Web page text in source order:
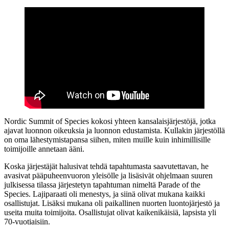
Nordic Summit of Species kokosi yhteen kansalaisjärjestöjä, jotka
ajavat luonnon oikeuksia ja luonnon edustamista. Kullakin järjestöllä
on oma lähestymistapansa siihen, miten muille kuin inhimillisille
toimijoille annetaan ääni.
Koska järjestäjät halusivat tehdä tapahtumasta saavutettavan, he
avasivat pääpuheenvuoron yleisölle ja lisäsivät ohjelmaan suuren
julkisessa tilassa järjestetyn tapahtuman nimeltä Parade of the
Species. Lajiparaati oli menestys, ja siinä olivat mukana kaikki
osallistujat. Lisäksi mukana oli paikallinen nuorten luontojärjestö ja
useita muita toimijoita. Osallistujat olivat kaikenikäisiä, lapsista yli
70-vuotiaisiin.